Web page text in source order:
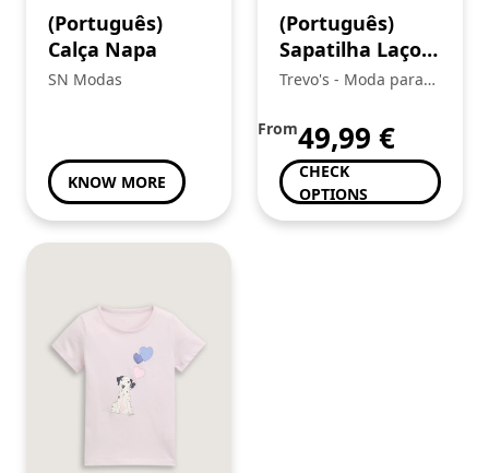
(Português)
Calça Napa
SN Modas
KNOW MORE
(Português)
Sapatilha Laços,
Mayoral
Trevo's - Moda para
From49,99 €
CHECK
OPTIONS